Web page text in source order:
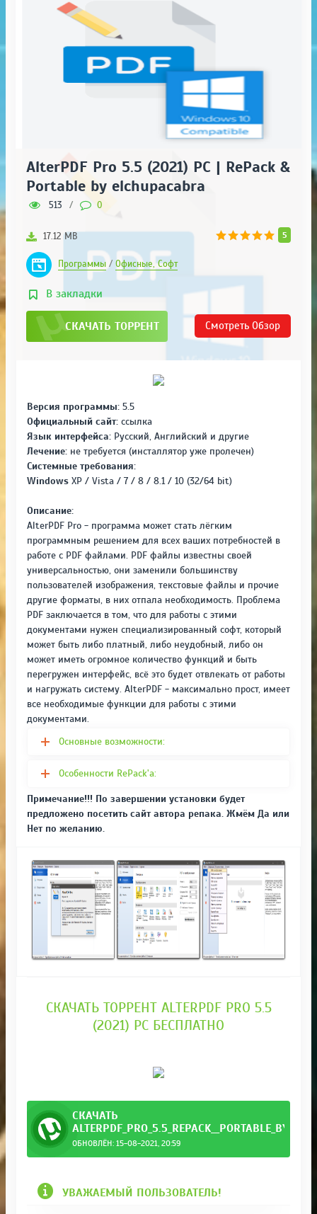
AlterPDF Pro 5.5 (2021) PC | RePack &
Portable by elchupacabra
513 / 0
5
17.12 MB
Программы / Офисные, Софт
В закладки
СКАЧАТЬ ТОРРЕНТ Смотреть Обзор
Версия программы: 5.5
Официальный сайт: ссылка
Язык интерфейса: Русский, Английский и другие
Лечение: не требуется (инсталлятор уже пролечен)
Системные требования:
Windows XP / Vista / 7 / 8 / 8.1 / 10 (32/64 bit)
Описание:
AlterPDF Pro - программа может стать лёгким
программным решением для всех ваших потребностей в
работе с PDF файлами. PDF файлы известны своей
универсальностью, они заменили большинству
пользователей изображения, текстовые файлы и прочие
другие форматы, в них отпала необходимость. Проблема
PDF заключается в том, что для работы с этими
документами нужен специализированный софт, который
может быть либо платный, либо неудобный, либо он
может иметь огромное количество функций и быть
перегружен интерфейс, всё это будет отвлекать от работы
и нагружать систему. AlterPDF - максимально прост, имеет
все необходимые функции для работы с этими
документами.
Основные возможности:
Особенности RePack'a:
Примечание!!! По завершении установки будет
предложено посетить сайт автора репака. Жмём Да или
Нет по желанию.
СКАЧАТЬ ТОРРЕНТ ALTERPDF PRO 5.5
(2021) PC БЕСПЛАТНО
СКАЧАТЬ
ОБНОВЛЁН: 15-08-2021, 20:59
УВАЖАЕМЫЙ ПОЛЬЗОВАТЕЛЬ!